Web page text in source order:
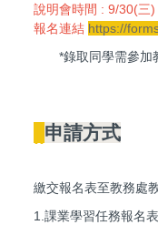
說明會時間 : 9/30(三
報名連結 https://
*錄取同學需參加
申請方式
繳交報名表至教務處
1.課業學習任務報名表